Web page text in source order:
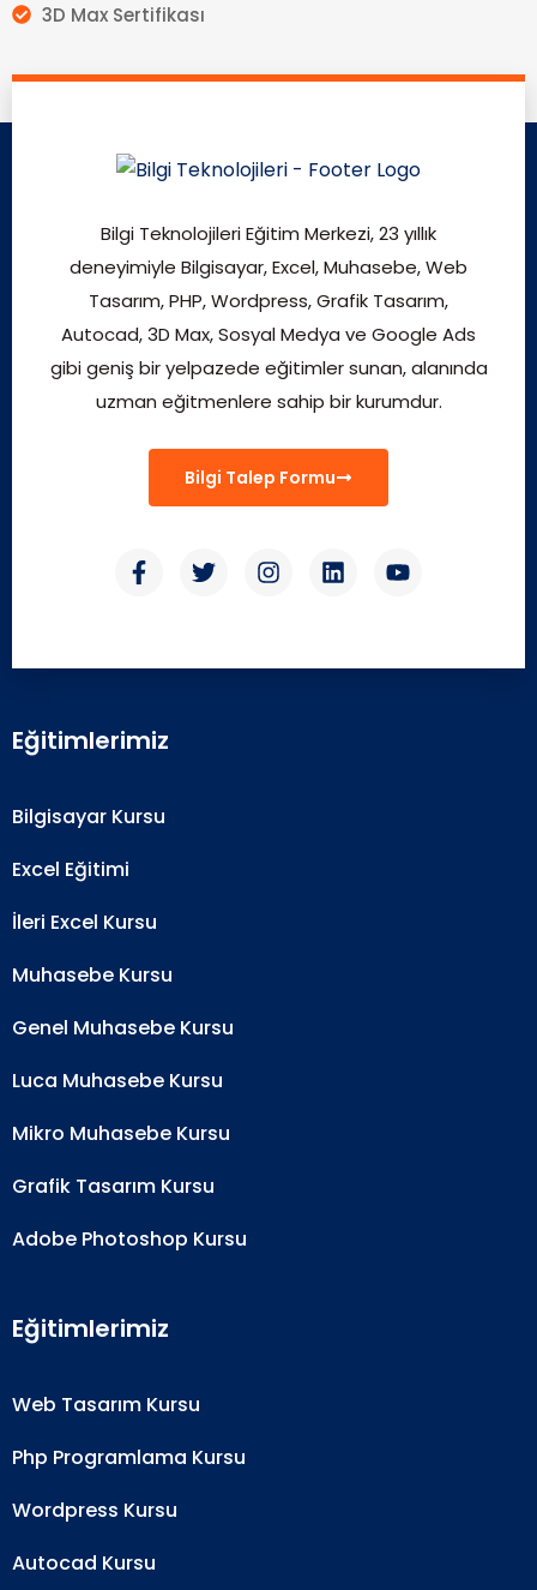
3D Max Sertifikası
Bilgi Teknolojileri Eğitim Merkezi, 23 yıllık
deneyimiyle Bilgisayar, Excel, Muhasebe, Web
Tasarım, PHP, Wordpress, Grafik Tasarım,
Autocad, 3D Max, Sosyal Medya ve Google Ads
gibi geniş bir yelpazede eğitimler sunan, alanında
uzman eğitmenlere sahip bir kurumdur.
Bilgi Talep Formu
Eğitimlerimiz
Bilgisayar Kursu
Excel Eğitimi
İleri Excel Kursu
Muhasebe Kursu
Genel Muhasebe Kursu
Luca Muhasebe Kursu
Mikro Muhasebe Kursu
Grafik Tasarım Kursu
Adobe Photoshop Kursu
Eğitimlerimiz
Web Tasarım Kursu
Php Programlama Kursu
Wordpress Kursu
Autocad Kursu